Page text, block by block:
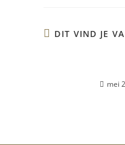
DIT VIND JE
mei